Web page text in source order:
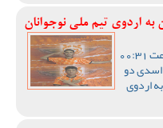
اردوی تیم ملی نوجوانان
اسدی دو
اردوی